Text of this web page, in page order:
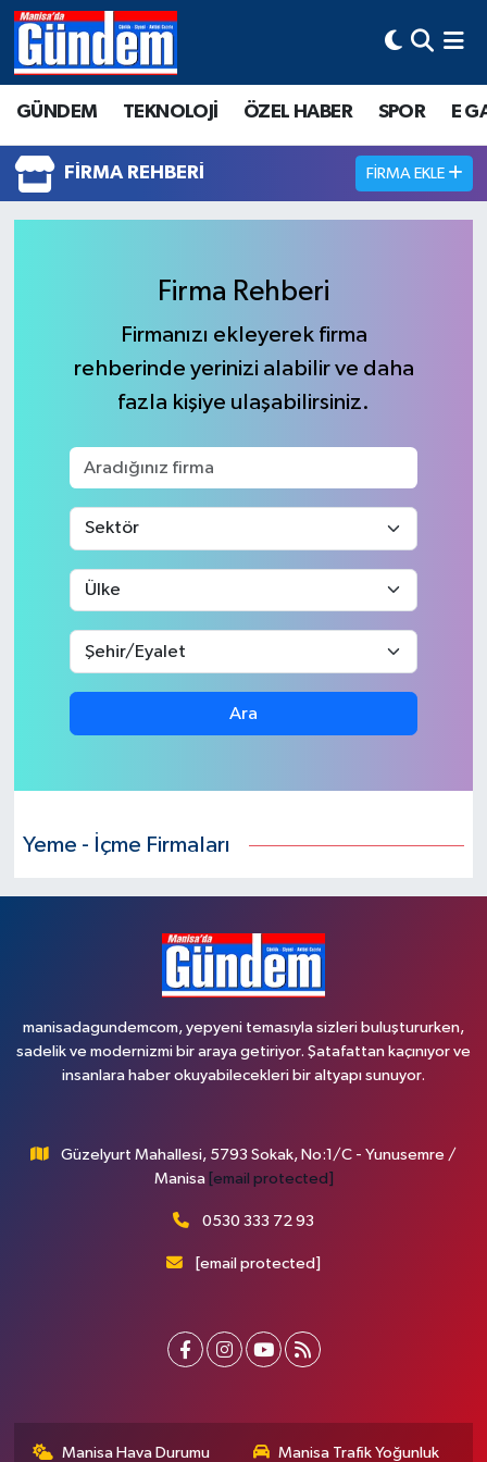
GÜNDEM TEKNOLOJİ ÖZEL HABER SPOR E
FIRMA REHBERI FIRMA EKLE
Firma Rehberi
Firmanızı ekleyerek firma
rehberinde yerinizi alabilir ve daha
fazla kişiye ulaşabilirsiniz.
Ara
Yeme - İçme Firmaları
manisadagundemcom, yepyeni temasıyla sizleri buluştururken,
sadelik ve modernizmi bir araya getiriyor. Şatafattan kaçınıyor ve
insanlara haber okuyabilecekleri bir altyapı sunuyor.
Güzelyurt Mahallesi, 5793 Sokak, No:1/C - Yunusemre /
Manisa [email protected]
0530 333 72 93
[email protected]
Manisa Hava Durumu Manisa Trafik Yoğunluk
Manisa Hava Durumu
Son Dakika Haberleri
Haber Arşivi